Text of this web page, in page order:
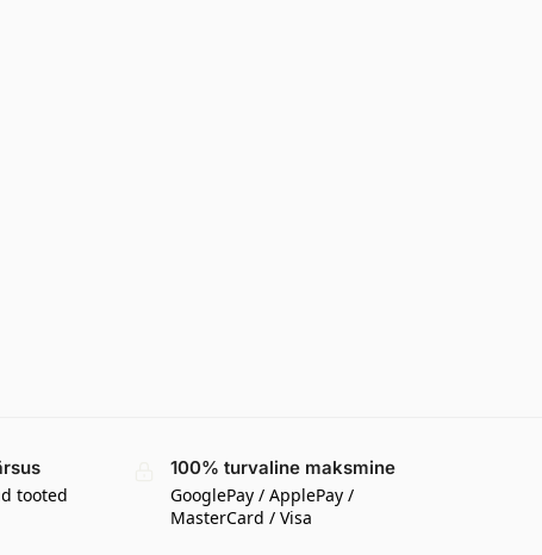
tooted
100% turvaline maksmine
GooglePay / ApplePay /
MasterCard / Visa